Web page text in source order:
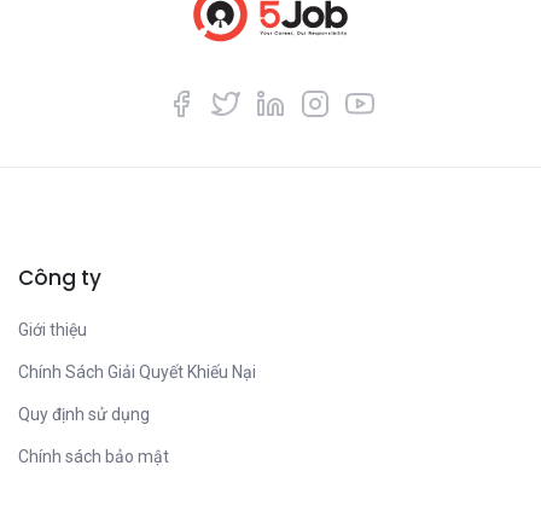
Công ty
Giới thiệu
Chính Sách Giải Quyết Khiếu Nại
Quy định sử dụng
Chính sách bảo mật